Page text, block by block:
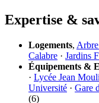
Expertise &
Logements,
Calabre · Jardins
Équipements &
· Lycée Jean
Université · Gare
(6)